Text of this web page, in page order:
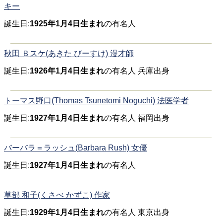
キー
誕生日:1925年1月4日生まれの有名人
秋田 Ｂスケ(あきた びーすけ) 漫才師
誕生日:1926年1月4日生まれの有名人 兵庫出身
トーマス野口(Thomas Tsunetomi Noguchi) 法医学者
誕生日:1927年1月4日生まれの有名人 福岡出身
バーバラ＝ラッシュ(Barbara Rush) 女優
誕生日:1927年1月4日生まれの有名人
草部 和子(くさべ かずこ) 作家
誕生日:1929年1月4日生まれの有名人 東京出身